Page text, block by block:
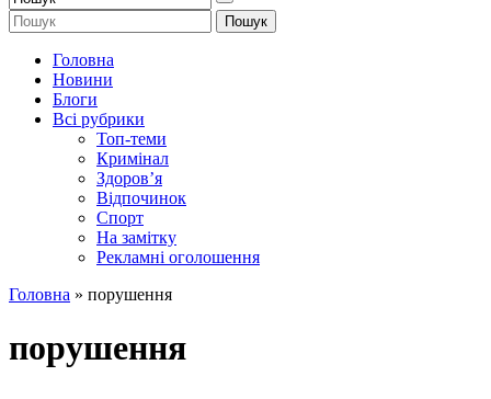
Головна
Новини
Блоги
Всі рубрики
Топ-теми
Кримінал
Здоров’я
Відпочинок
Спорт
На замітку
Рекламні оголошення
Головна » порушення
порушення